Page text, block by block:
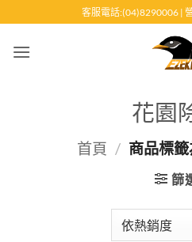
至
客服電話:(04)8290006 |
花園
首頁 / 商品標籤
篩